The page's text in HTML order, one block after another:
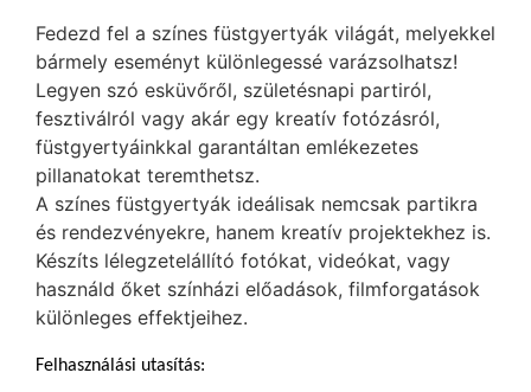
Fedezd fel a színes füstgyertyák világát, melyekkel
bármely eseményt különlegessé varázsolhatsz!
Legyen szó esküvőről, születésnapi partiról,
fesztiválról vagy akár egy kreatív fotózásról,
füstgyertyáinkkal garantáltan emlékezetes
pillanatokat teremthetsz.
A színes füstgyertyák ideálisak nemcsak partikra
és rendezvényekre, hanem kreatív projektekhez is.
Készíts lélegzetelállító fotókat, videókat, vagy
használd őket színházi előadások, filmforgatások
különleges effektjeihez.
Felhasználási utasítás: